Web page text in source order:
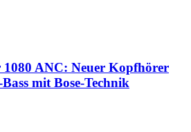
ANC: Neuer Kopfhörer
mit Bose-Technik